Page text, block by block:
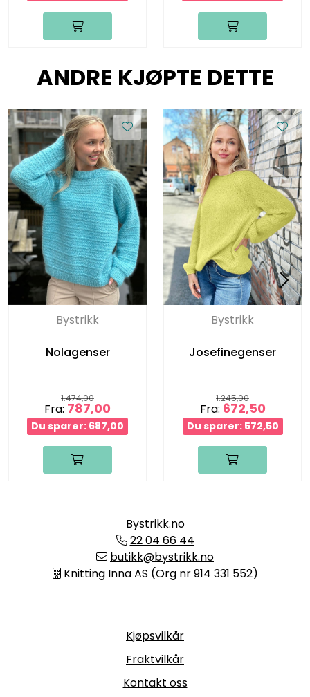
ANDRE KJØPTE DETTE
Bystrikk
Nolagenser
1.474,00
Fra: 787,00
Du sparer: 687,00
Bystrikk
Josefinegenser
1.245,00
Fra: 672,50
Du sparer: 572,50
Bystrikk.no
22 04 66 44
butikk@bystrikk.no
Knitting Inna AS (Org nr 914 331 552)
Kjøpsvilkår
Fraktvilkår
Kontakt oss